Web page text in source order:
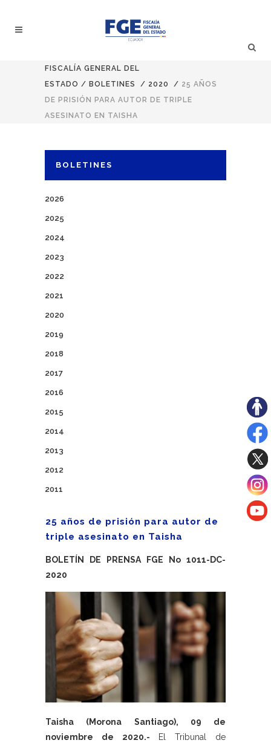
FISCALÍA GENERAL DEL
ESTADO / BOLETINES / 2020 / 25 AÑOS
DE PRISIÓN PARA AUTOR DE TRIPLE
ASESINATO EN TAISHA
BOLETINES
2026
2025
2024
2023
2022
2021
2020
2019
2018
2017
2016
2015
2014
2013
2012
2011
25 años de prisión para autor de
triple asesinato en Taisha
BOLETÍN DE PRENSA FGE No 1011-DC-
2020
Taisha (Morona Santiago), 09 de
noviembre de 2020.- El Tribunal de